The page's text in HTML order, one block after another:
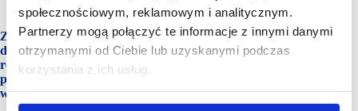
społecznościowym, reklamowym i analitycznym.
Partnerzy mogą połączyć te informacje z innymi danymi
otrzymanymi od Ciebie lub uzyskanymi podczas
korzystania z ich usług.
Założenie jest takie, że po zrealizowaniu projektów,
do których jesteście jeszcze związani umowami
realizowanymi „dla kogoś”, kolejne inwestycje nie będą już
powstawały w tej formule i wszystko będzie realizowane
wyłącznie dla Was?